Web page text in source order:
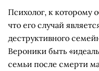
Психолог, к которому
что его случай
деструктивного
Вероники быть
семьи после смерти